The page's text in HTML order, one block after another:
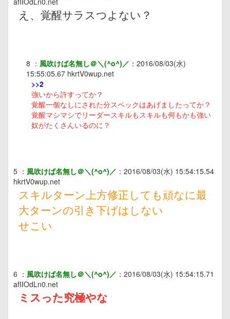
え、覚醒サラスつよない？
8 ： 風吹けば名無し＠＼(^o^)／ ： 2016/08/03(水)
15:55:05.67 hkrtV0wup.net
>>2
強いから許すってか？
覚醒一個なしにされた分スペックはあげましたってか？
覚醒マシマシでリーダースキルもスキルも何もかも強い
奴がたくさんいるのに？
5 ： 風吹けば名無し＠＼(^o^)／ ： 2016/08/03(水) 15:54:15.54
hkrtV0wup.net
スキルターン上方修正しても頑なに最
大ターンの引き下げはしない
せこい
6 ： 風吹けば名無し＠＼(^o^)／ ： 2016/08/03(水) 15:54:15.71
afIIOdLn0.net
ミスった究極やな